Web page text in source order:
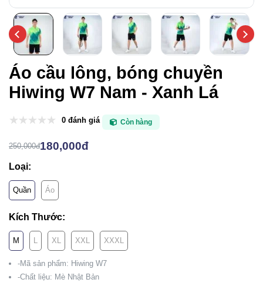
Áo cầu lông, bóng chuyền
Hiwing W7 Nam - Xanh Lá
0 đánh giá Còn hàng
250,000đ180,000đ
Loại:
Quần Áo
Kích Thước:
M L XL XXL XXXL
-Mã sản phẩm: Hiwing W7
-Chất liệu: Mè Nhật Bản